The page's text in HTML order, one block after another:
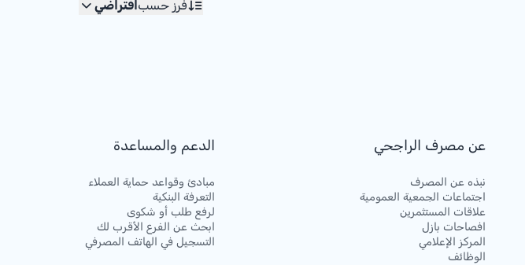
فرز حسبافتراضي
عن مصرف الراجحي
نبذه عن المصرف
اجتماعات الجمعية العمومية
علاقات المستثمرين
افصاحات بازل
المركز الإعلامي
الوظائف
الدعم والمساعدة
مبادئ وقواعد حماية العملاء
التعرفة البنكية
لرفع طلب أو شكوى
ابحث عن الفرع الأقرب لك
التسجيل في الهاتف المصرفي